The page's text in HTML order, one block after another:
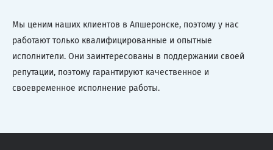
Мы ценим наших клиентов в Апшеронске, поэтому у нас
работают только квалифицированные и опытные
исполнители. Они заинтересованы в поддержании своей
репутации, поэтому гарантируют качественное и
своевременное исполнение работы.